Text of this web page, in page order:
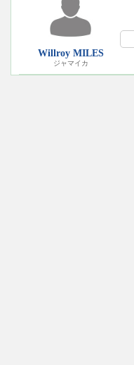
Willroy MILES
ジャマイカ